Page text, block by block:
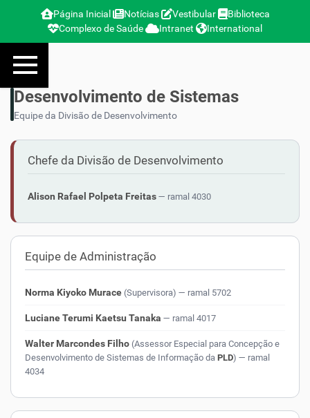
Página Inicial Notícias Vestibular
Biblioteca
Complexo de Saúde
Intranet
International
e
Toggle navigation
Desenvolvimento de Sistemas
Equipe da Divisão de Desenvolvimento
Chefe da Divisão de Desenvolvimento
Alison Rafael Polpeta Freitas — ramal 4030
Equipe de Administração
Norma Kiyoko Murace (Supervisora) — ramal 5702
Luciane Terumi Kaetsu Tanaka — ramal 4017
Walter Marcondes Filho (Assessor Especial para Concepção e
Desenvolvimento de Sistemas de Informação da PLD) — ramal
4034